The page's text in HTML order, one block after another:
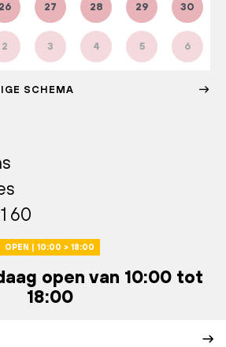
26 27 28 29 30
2 3 4 5 6
SCHEMA
60
OPEN | 10:00 > 18:00
open van 10:00 tot
18:00